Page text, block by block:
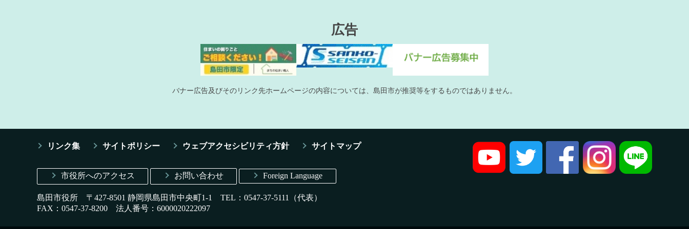
広告
バナー広告及びそのリンク先ホームページの内容については、島田市が推奨等をするものではありません。
リンク集 サイトポリシー ウェブアクセシビリティ方針 サイトマップ
市役所へのアクセス お問い合わせ Foreign Language
島田市役所 〒427-8501 静岡県島田市中央町1-1 TEL：0547-37-5111（代表）
FAX：0547-37-8200 法人番号：6000020222097